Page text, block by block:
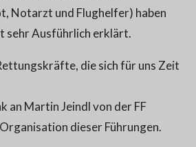
Notarzt und Flughelfer) haben
sehr Ausführlich erklärt.
die sich für uns Zeit
an Martin Jeindl von der FF
dieser Führungen.